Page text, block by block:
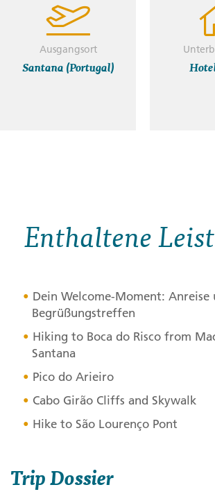
Ausgangsort
Santana (Portugal)
Enthaltene
Dein Welcome-Moment: Anreise
Begrüßungstreffen
Hiking to Boca do Risco from
Santana
Pico do Arieiro
Cabo Girão Cliffs and Skywalk
Hike to São Lourenço Pont
Trip Dossier